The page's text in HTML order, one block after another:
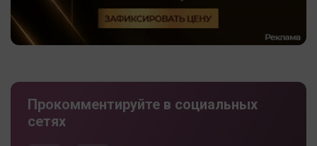
Прокомментируйте в социальных
сетях